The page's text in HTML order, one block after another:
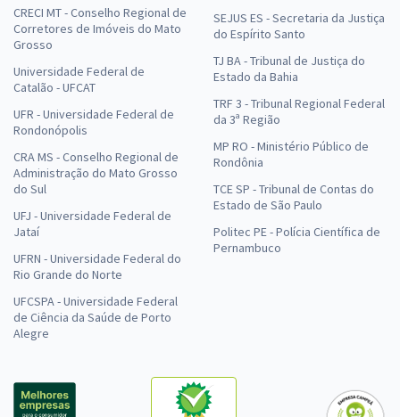
CRECI MT - Conselho Regional de
Corretores de Imóveis do Mato
Grosso
Universidade Federal de
Catalão - UFCAT
UFR - Universidade Federal de
Rondonópolis
CRA MS - Conselho Regional de
Administração do Mato Grosso
do Sul
UFJ - Universidade Federal de
Jataí
UFRN - Universidade Federal do
Rio Grande do Norte
UFCSPA - Universidade Federal
de Ciência da Saúde de Porto
Alegre
SEJUS ES - Secretaria da Justiça
do Espírito Santo
TJ BA - Tribunal de Justiça do
Estado da Bahia
TRF 3 - Tribunal Regional Federal
da 3ª Região
MP RO - Ministério Público de
Rondônia
TCE SP - Tribunal de Contas do
Estado de São Paulo
Politec PE - Polícia Científica de
Pernambuco